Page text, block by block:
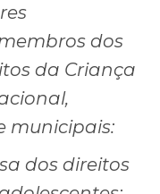
dos
da Criança
municipais:
dos direitos